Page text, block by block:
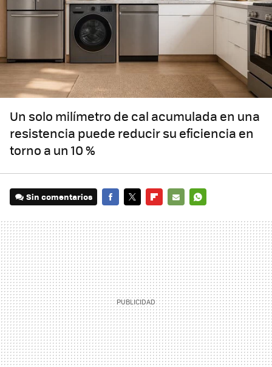
Un solo milímetro de cal acumulada en una
resistencia puede reducir su eficiencia en
torno a un 10 %
Sin comentarios
MAIL